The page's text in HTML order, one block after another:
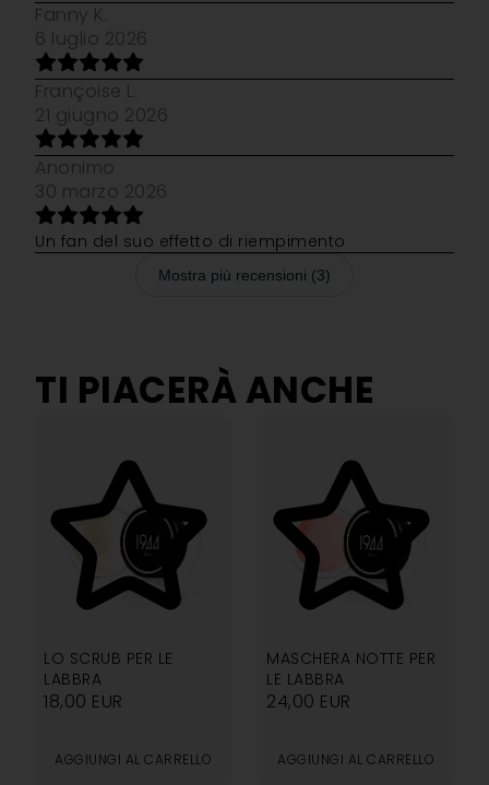
Fanny K.
6 luglio 2026
Françoise L.
21 giugno 2026
Anonimo
30 marzo 2026
Un fan del suo effetto di riempimento
Mostra più recensioni (3)
TI PIACERÀ ANCHE
LO SCRUB PER LE
LABBRA
18,00 EUR
AGGIUNGI AL CARRELLO
MASCHERA NOTTE PER
LE LABBRA
24,00 EUR
AGGIUNGI AL CARRELLO